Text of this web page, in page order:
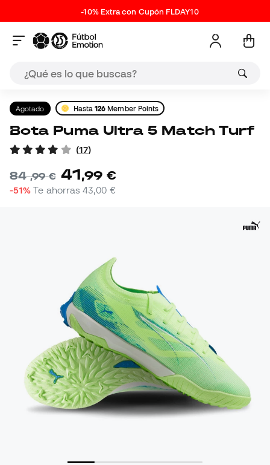
-10% Extra con Cupón FLDAY10
Agotado Hasta126 Member Points
Bota Puma Ultra 5 Match Turf
(17)
84,99 € 41,99 €
-51% Te ahorras43,00 €